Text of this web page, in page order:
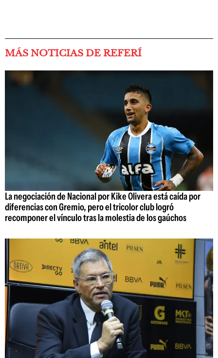
MÁS NOTICIAS DE REFERÍ
La negociación de Nacional por Kike Olivera está caída por
diferencias con Gremio, pero el tricolor club logró
recomponer el vínculo tras la molestia de los gaúchos